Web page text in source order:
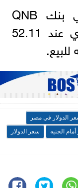
بينما ثبت سعر الدولار في بنك QNB
الأهلي مقابل الجنيه المصري عند 52.11
الدولار في مصر
الجنيه
سعر الدولار